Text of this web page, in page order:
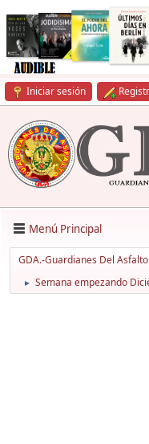
Iniciar sesión
Menú Principal
GDA.-Guardianes Del Asfalto
► Semana empezando